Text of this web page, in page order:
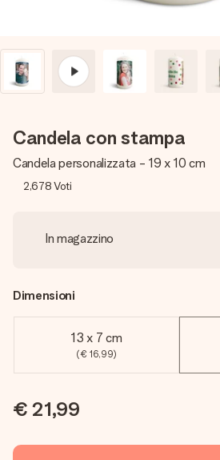
Candela con stampa
Candela personalizzata - 19 x 10 cm
2,678Voti
In magazzino
Dimensioni
13 x 7 cm
(€ 16,99)
€ 21,99